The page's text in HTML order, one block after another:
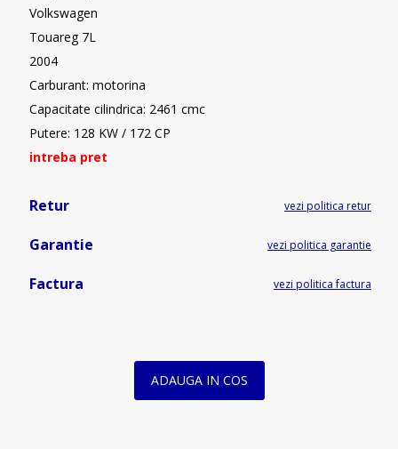
Volkswagen
Touareg 7L
2004
Carburant: motorina
Capacitate cilindrica: 2461 cmc
Putere: 128 KW / 172 CP
intreba pret
Retur vezi politica retur
Garantie vezi politica garantie
Factura vezi politica factura
ADAUGA IN COS